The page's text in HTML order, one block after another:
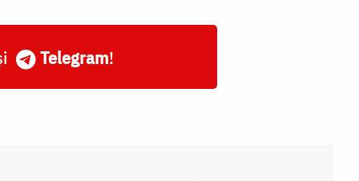
Telegram!